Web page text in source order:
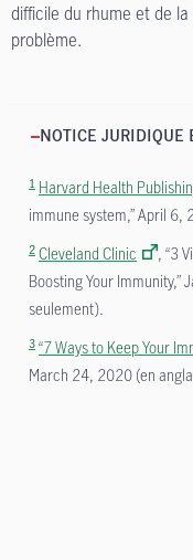
difficile du rhume et de
problème.
NOTICE JURIDIQUE
1 Harvard Health
immune system,” April 6,
2 Cleveland Clinic
, “3
Boosting Your
seulement).
3 “7 Ways to Keep Your
March 24, 2020 (en